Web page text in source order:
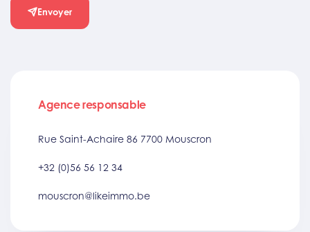
Envoyer
Agence responsable
Rue Saint-Achaire 86 7700 Mouscron
+32 (0)56 56 12 34
mouscron@likeimmo.be